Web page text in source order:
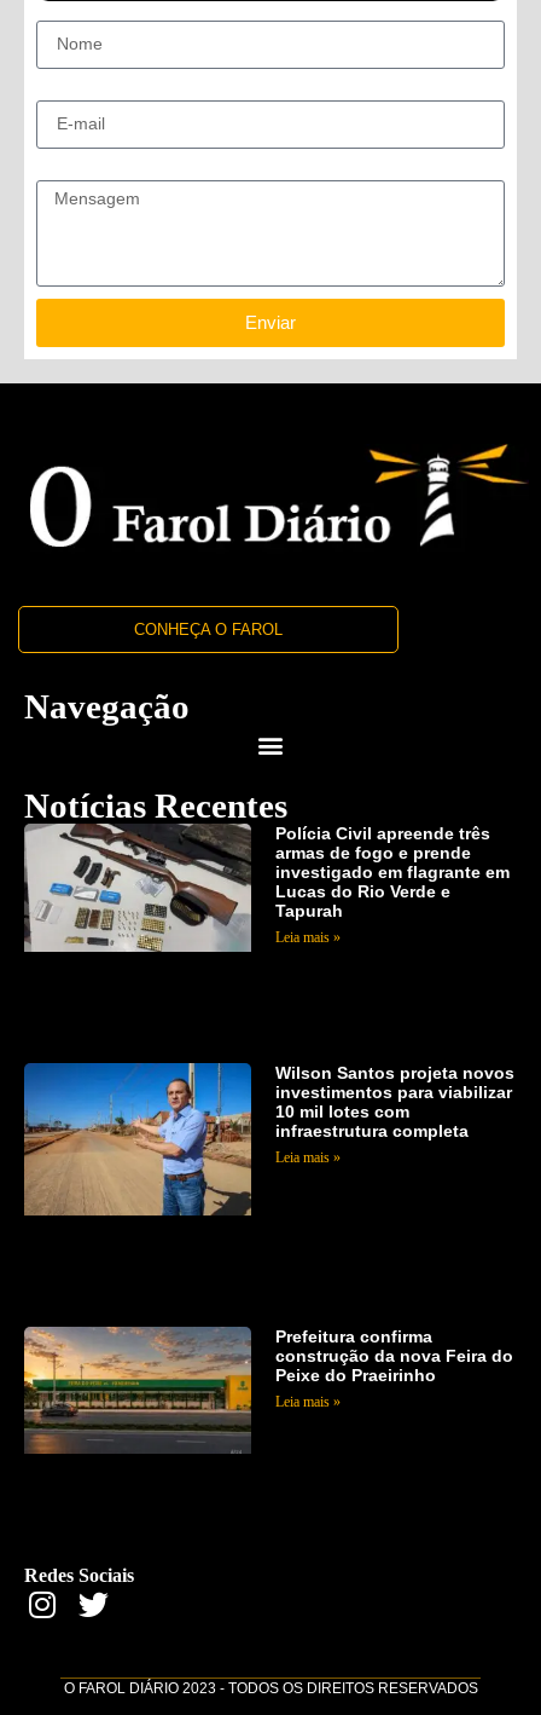
Enviar
CONHEÇA O FAROL
Navegação
Notícias Recentes
Polícia Civil apreende três
armas de fogo e prende
investigado em flagrante em
Lucas do Rio Verde e
Tapurah
Leia mais »
Wilson Santos projeta novos
investimentos para viabilizar
10 mil lotes com
infraestrutura completa
Leia mais »
Prefeitura confirma
construção da nova Feira do
Peixe do Praeirinho
Leia mais »
Redes Sociais
O FAROL DIÁRIO 2023 - TODOS OS DIREITOS RESERVADOS